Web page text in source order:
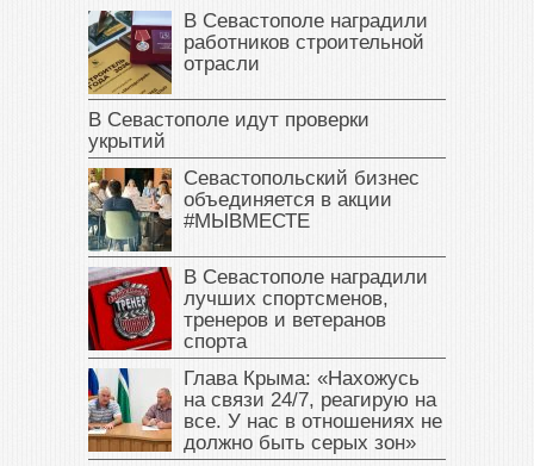
В Севастополе наградили
работников строительной
отрасли
В Севастополе идут проверки
укрытий
Севастопольский бизнес
объединяется в акции
#МЫВМЕСТЕ
В Севастополе наградили
лучших спортсменов,
тренеров и ветеранов
спорта
Глава Крыма: «Нахожусь
на связи 24/7, реагирую на
все. У нас в отношениях не
должно быть серых зон»